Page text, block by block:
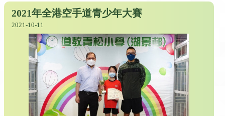
2021年全港空手道青少年大賽
2021-10-11